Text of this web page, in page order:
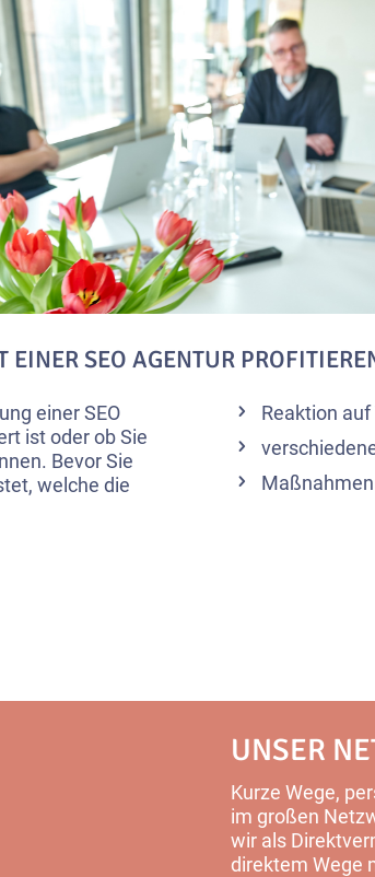
SEO AGENTUR
einer SEO
ist oder ob Sie
Bevor Sie
welche die
Reaktion
UNSER
Kurze Wege,
im großen
wir als
direktem Wege